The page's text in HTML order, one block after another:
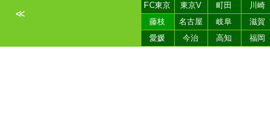
≪
FC東京
東京V 町田 川崎
藤枝
名古屋 岐阜 滋賀
愛媛
今治 高知 福岡